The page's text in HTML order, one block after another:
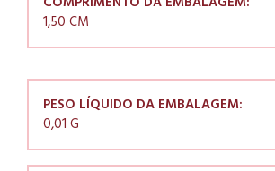
1,50 CM
PESO LÍQUIDO DA EMBALAGEM:
0,01 G